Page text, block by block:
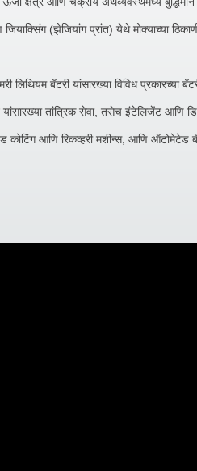
(झेजियांग प्रांत) येथे मोक्याच्या
बॅटरी यांसारख्या विविध प्रकारच्या
तांत्रिक सेवा, तसेच इंटेलिजेंट आणि
कोटिंग आणि रिकव्हरी मशीन्स, आणि